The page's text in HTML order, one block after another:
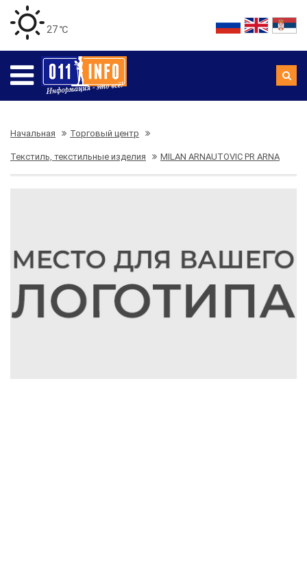
27 ℃
Начальная Торговый центр
Текстиль, текстильные изделия MILAN ARNAUTOVIC PR ARNA